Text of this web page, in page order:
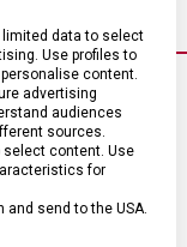
data to select
Use profiles to
content.
advertising
audiences
sources.
select content. Use
for
send to the USA.